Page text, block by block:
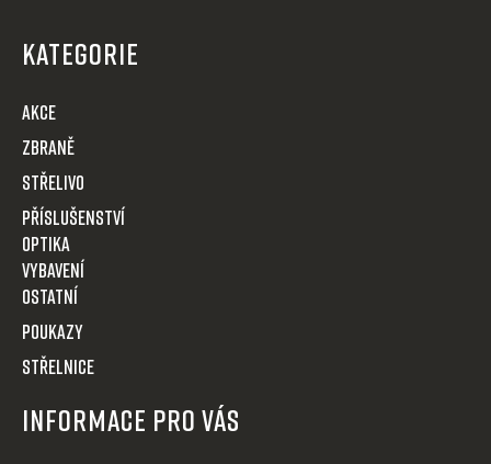
KATEGORIE
AKCE
Zbraně
Střelivo
Příslušenství
Optika
VYBAVENÍ
OSTATNÍ
POUKAZY
STŘELNICE
Informace pro Vás